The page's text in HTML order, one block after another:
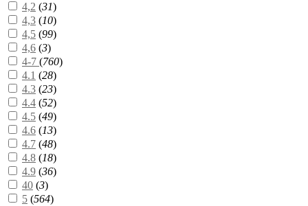
4,2 (31)
4,3 (10)
4,5 (99)
4,6 (3)
4-7 (760)
4.1 (28)
4.3 (23)
4.4 (52)
4.5 (49)
4.6 (13)
4.7 (48)
4.8 (18)
4.9 (36)
40 (3)
5 (564)